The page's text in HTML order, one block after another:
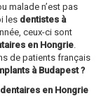
malade n’est pas
les dentistes à
ceux-ci sont
en Hongrie
de patients français
à Budapest ?
en Hongrie